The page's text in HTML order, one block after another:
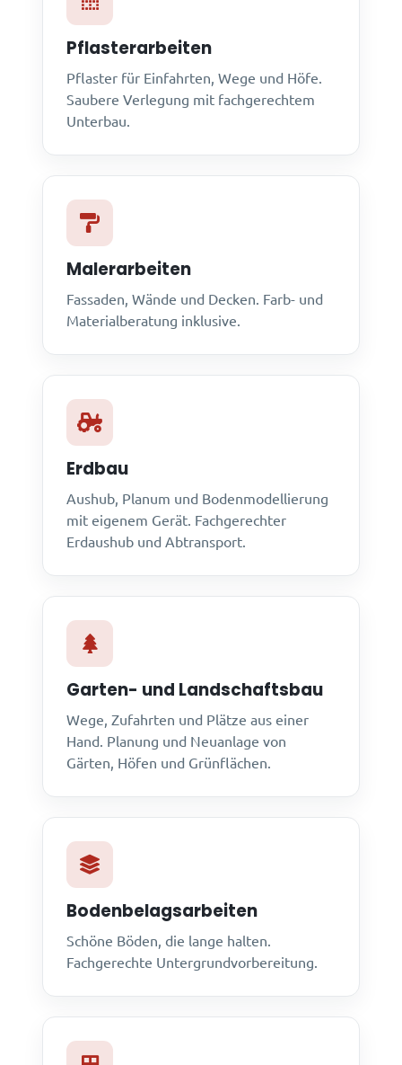
Pflasterarbeiten
Pflaster für Einfahrten, Wege und Höfe.
Saubere Verlegung mit fachgerechtem
Unterbau.
Malerarbeiten
Fassaden, Wände und Decken. Farb- und
Materialberatung inklusive.
Erdbau
Aushub, Planum und Bodenmodellierung
mit eigenem Gerät. Fachgerechter
Erdaushub und Abtransport.
Garten- und Landschaftsbau
Wege, Zufahrten und Plätze aus einer
Hand. Planung und Neuanlage von
Gärten, Höfen und Grünflächen.
Bodenbelagsarbeiten
Schöne Böden, die lange halten.
Fachgerechte Untergrundvorbereitung.